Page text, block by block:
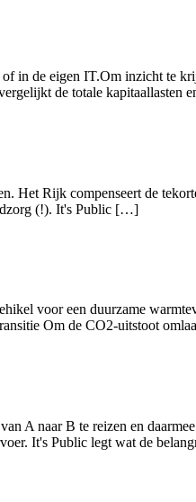
in de eigen IT.Om inzicht te
de totale
Het Rijk compenseert de
(!). It's Public […]
voor een duurzame
Om de CO2-uitstoot
A naar B te reizen en
It's Public legt wat de